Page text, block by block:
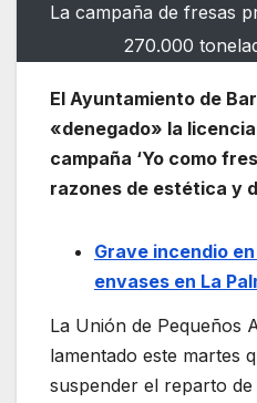
La campaña de fresas
270.000
El Ayuntamiento de
«denegado» la
campaña ‘Yo como
razones de estética y
Grave incendio
envases en La
La Unión de Pequeños
lamentado este martes
suspender el reparto